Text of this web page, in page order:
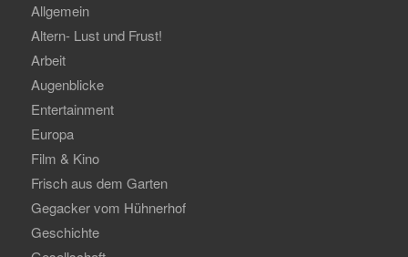
Allgemein
Altern- Lust und Frust!
Arbeit
Augenblicke
Entertainment
Europa
Film & Kino
Frisch aus dem Garten
Gegacker vom Hühnerhof
Geschichte